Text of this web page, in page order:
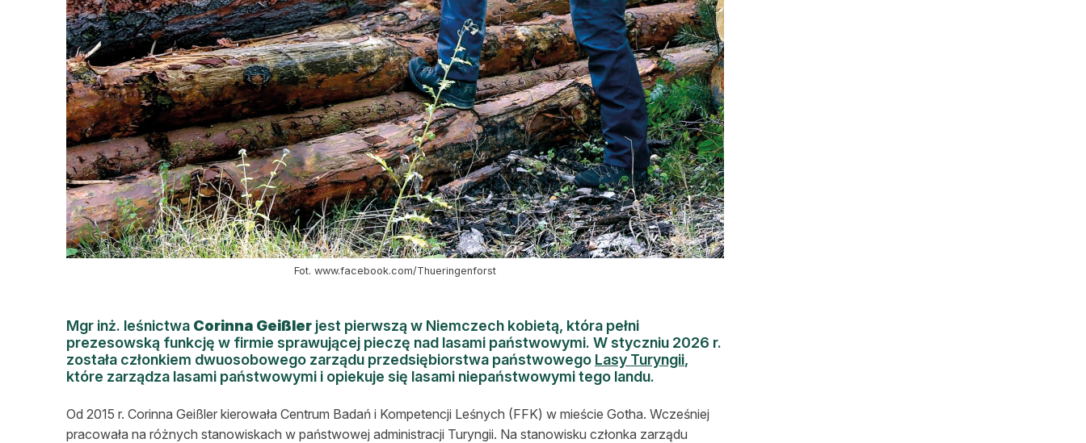
Fot. www.facebook.com/Thueringenforst
Mgr inż. leśnictwa Corinna Geißler jest pierwszą w Niemczech kobietą, która pełni
prezesowską funkcję w firmie sprawującej pieczę nad lasami państwowymi. W styczniu 2026 r.
została członkiem dwuosobowego zarządu przedsiębiorstwa państwowego Lasy Turyngii,
które zarządza lasami państwowymi i opiekuje się lasami niepaństwowymi tego landu.
Od 2015 r. Corinna Geißler kierowała Centrum Badań i Kompetencji Leśnych (FFK) w mieście Gotha. Wcześniej
pracowała na różnych stanowiskach w państwowej administracji Turyngii. Na stanowisku członka zarządu